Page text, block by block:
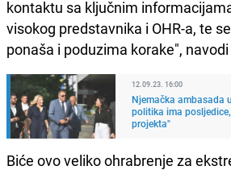
kontaktu sa ključnim
visokog predstavnika i OHR-a, te
ponaša i poduzima korake",
12.09.23. 16:00
Njemačka ambasada
politika ima
projekta"
Biće ovo veliko ohrabrenje za